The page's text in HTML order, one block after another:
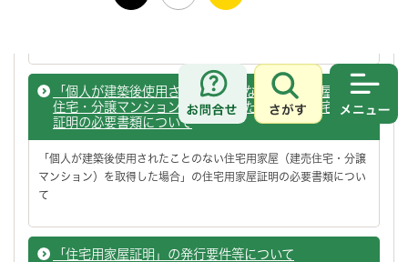
お問合せ
さがす
「個人が住宅用家屋を新築した場合」の住宅用家屋証明の必要書類
「個人が建築後使用されたことのない住宅用家屋（建売
住宅・分譲マンション）を取得した場合」の住宅用家屋
証明の必要書類について
「個人が建築後使用されたことのない住宅用家屋（建売住宅・分譲
マンション）を取得した場合」の住宅用家屋証明の必要書類につい
て
「住宅用家屋証明」の発行要件等について